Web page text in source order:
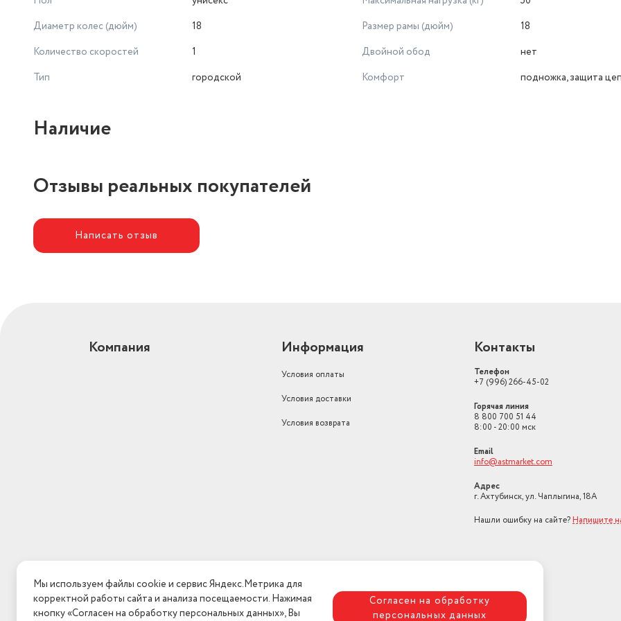
Диаметр колес (дюйм)
18
Количество скоростей
1
Тип
городской
Размер рамы (дюйм)
18
Двойной обод
нет
Комфорт
подножка, защита
Наличие
Отзывы реальных покупателей
Написать отзыв
Компания Информация
Условия оплаты
Условия доставки
Условия возврата
Контакты
Телефон
+7 (996) 266-45-02
Горячая линия
8 800 700 51 44
8:00 - 20:00 мск
Email
info@astmarket.com
Адрес
г. Ахтубинск, ул. Чаплыгина, 18А
Нашли ошибку на сайте? Напишите
Мы используем файлы cookie и сервис Яндекс.Метрика для
корректной работы сайта и анализа посещаемости. Нажимая
кнопку «Согласен на обработку персональных данных», Вы
Согласен на обработку
персональных данных